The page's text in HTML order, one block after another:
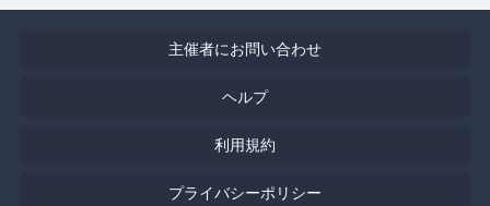
主催者にお問い合わせ
ヘルプ
利用規約
プライバシーポリシー